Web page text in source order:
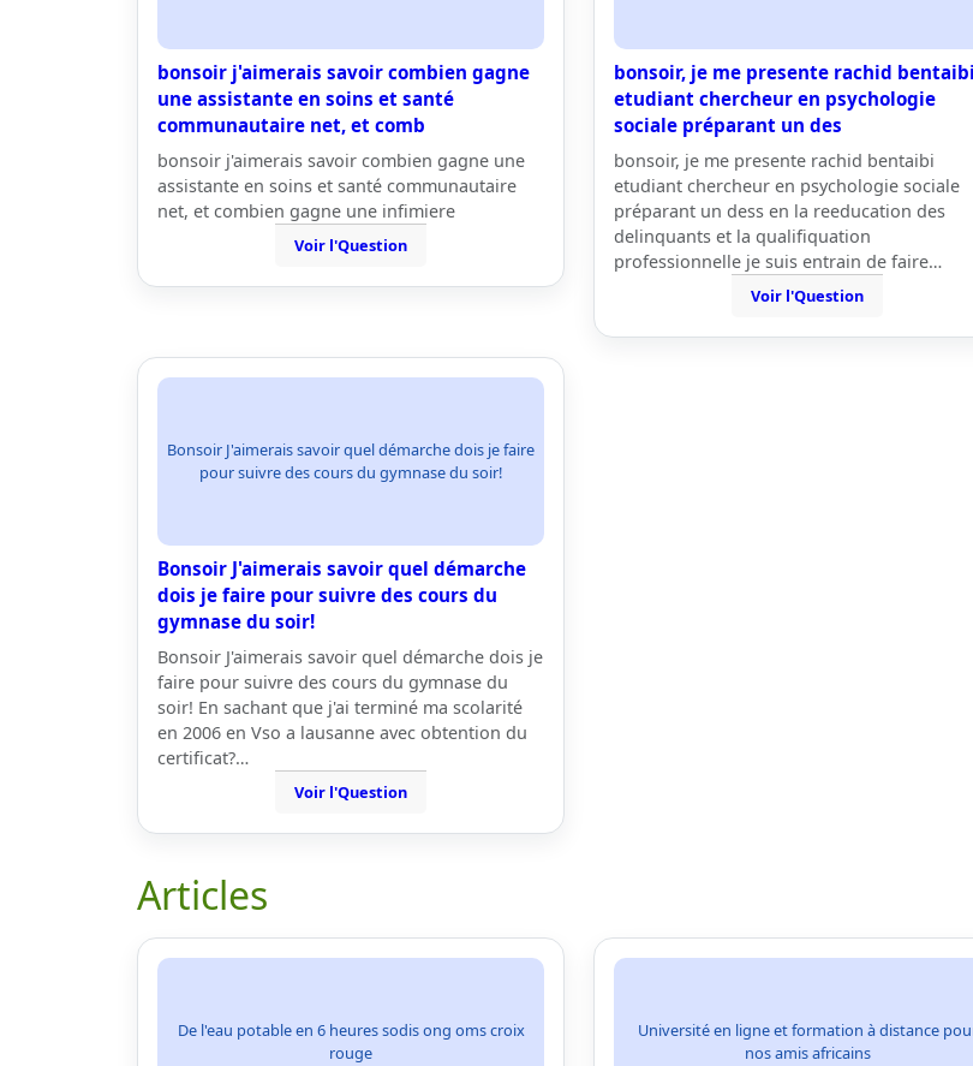
bonsoir j'aimerais savoir combien gagne
une assistante en soins et santé
communautaire net, et comb
bonsoir j'aimerais savoir combien gagne une
assistante en soins et santé communautaire
net, et combien gagne une infimiere
Voir l'Question
bonsoir, je me presente rachid bentaibi
etudiant chercheur en psychologie
sociale préparant un des
bonsoir, je me presente rachid bentaibi
etudiant chercheur en psychologie sociale
préparant un dess en la reeducation des
delinquants et la qualifiquation
professionnelle je suis entrain de faire…
Voir l'Question
Bonsoir J'aimerais savoir quel démarche dois je faire
pour suivre des cours du gymnase du soir!
Bonsoir J'aimerais savoir quel démarche
dois je faire pour suivre des cours du
gymnase du soir!
Bonsoir J'aimerais savoir quel démarche dois je
faire pour suivre des cours du gymnase du
soir! En sachant que j'ai terminé ma scolarité
en 2006 en Vso a lausanne avec obtention du
certificat?…
Voir l'Question
Articles
De l'eau potable en 6 heures sodis ong oms croix
rouge
Université en ligne et formation à distance
nos amis africains